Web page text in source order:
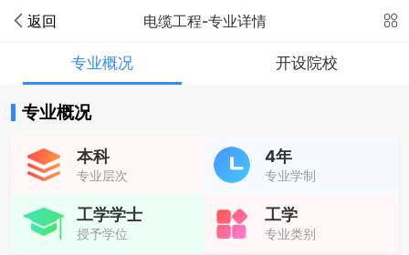
返回 电缆工程-专业详情
专业概况 开设院校
专业概况
本科
专业层次
4年
专业学制
工学学士
授予学位
工学
专业类别